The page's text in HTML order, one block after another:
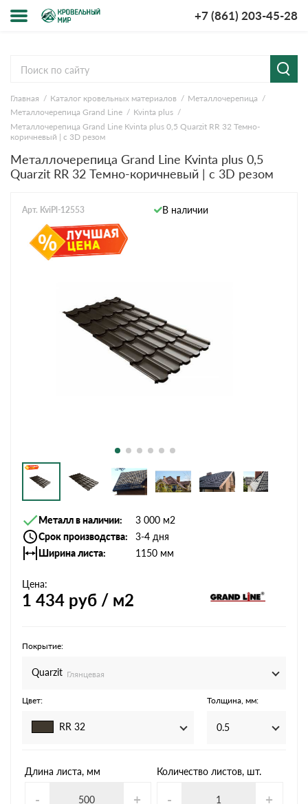
+7 (861) 203-45-28
компании
и оплата
ответы
Главная Каталог кровельных материалов
Металлочерепица
Металлочерепица Grand Line
Kvinta plus
Металлочерепица Grand Line Kvinta plus 0,5 Quarzit RR 32 Темно-
коричневый | c 3D резом
Металлочерепица Grand Line Kvinta plus 0,5
Quarzit RR 32 Темно-коричневый | c 3D резом
Арт. KviPl-12553 В наличии
Металл в наличии
3 000 м2
Срок производства
3-4 дня
Ширина листа
1150 мм
Цена:
1 434 руб / м2
Покрытие:
Quarzit Глянцевая
Цвет:
RR 32
Толщина, мм:
0.5
Длина листа, мм
- +
Количество листов, шт.
- +